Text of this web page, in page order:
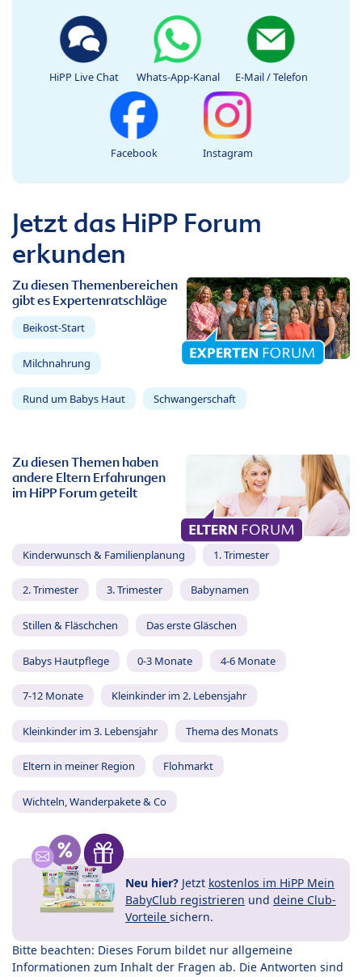
HiPP Live Chat Whats-App-Kanal E-Mail / Telefon
Facebook Instagram
Jetzt das HiPP Forum
erkunden
Zu diesen Themenbereichen
gibt es Expertenratschläge
Beikost-Start
Milchnahrung
Rund um Babys Haut Schwangerschaft
Zu diesen Themen haben
andere Eltern Erfahrungen
im HiPP Forum geteilt
Kinderwunsch & Familienplanung 1. Trimester
2. Trimester 3. Trimester Babynamen
Stillen & Fläschchen Das erste Gläschen
Babys Hautpflege 0-3 Monate 4-6 Monate
7-12 Monate Kleinkinder im 2. Lebensjahr
Kleinkinder im 3. Lebensjahr Thema des Monats
Eltern in meiner Region Flohmarkt
Wichteln, Wanderpakete & Co
Neu hier? Jetzt kostenlos im HiPP Mein
BabyClub registrieren und deine Club-
Vorteile sichern.
Bitte beachten: Dieses Forum bildet nur allgemeine
Informationen zum Inhalt der Fragen ab. Die Antworten sind